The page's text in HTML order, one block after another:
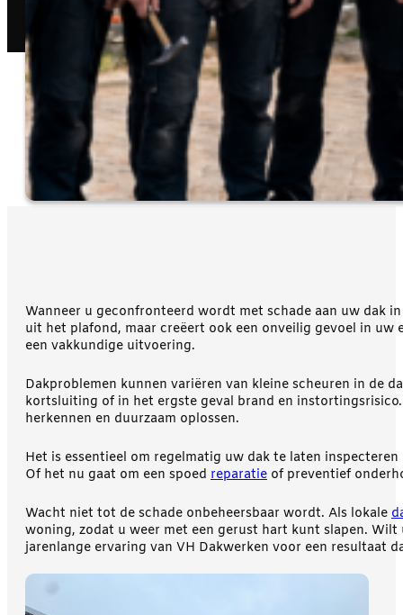
Wanneer u geconfronteerd wordt met schade aan uw dak
uit het plafond, maar creëert ook een onveilig gevoel in uw
een vakkundige uitvoering.
Dakproblemen kunnen variëren van kleine scheuren in de
kortsluiting of in het ergste geval brand en
herkennen en duurzaam oplossen.
Het is essentieel om regelmatig uw dak te laten
Of het nu gaat om een spoed reparatie of preventief
Wacht niet tot de schade onbeheersbaar wordt. Als lokale
woning, zodat u weer met een gerust hart kunt slapen.
jarenlange ervaring van VH Dakwerken voor een resultaat